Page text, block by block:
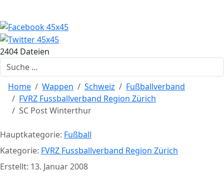
2404 Dateien
Suchen
Home Wappen Schweiz
Fußballverband
FVRZ Fussballverband Region Zürich
SC Post Winterthur
Hauptkategorie: Fußball
Kategorie: FVRZ Fussballverband Region Zürich
Erstellt: 13. Januar 2008